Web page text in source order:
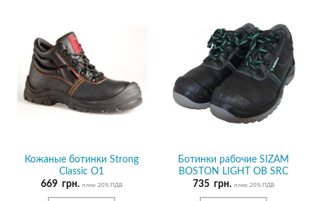
Кожаные ботинки Strong
Classic О1
669 грн. плюс 20% ПДВ
Ботинки рабочие SIZAM
BOSTON LIGHT OB SRC
735 грн. плюс 20% ПДВ